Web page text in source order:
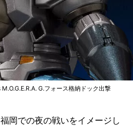
G.フォース格納ドック出撃
岡での夜の戦いをイメージし